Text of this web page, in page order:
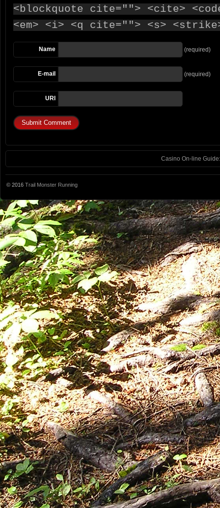
<blockquote cite=""> <cite>
<em> <i> <q cite=""> <s>
Name (required)
E-mail (required)
URI
Casino On-line
© 2016 Trail Monster Running